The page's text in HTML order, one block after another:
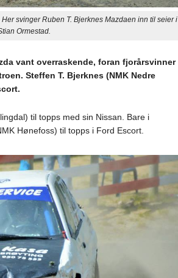
svinger Ruben T. Bjerknes Mazdaen inn til seier i
Ormestad.
vant overraskende, foran fjorårsvinner
Steffen T. Bjerknes (NMK Nedre
til topps med sin Nissan. Bare i
Hønefoss) til topps i Ford Escort.